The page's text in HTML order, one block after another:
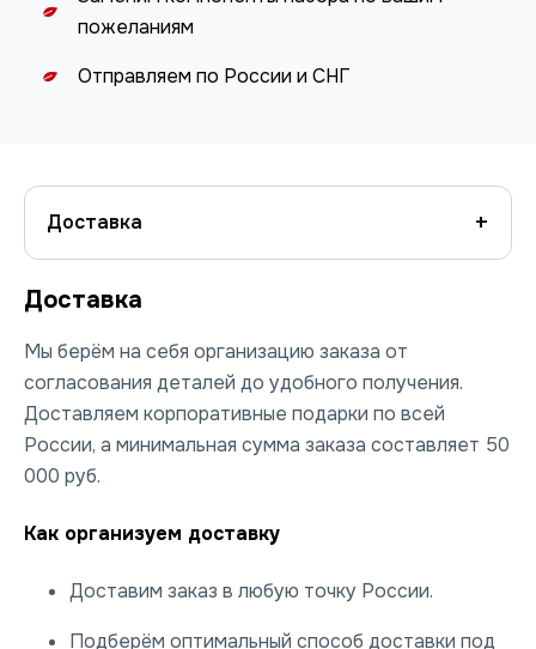
пожеланиям
Отправляем по России и СНГ
Доставка
Доставка
Мы берём на себя организацию заказа от
согласования деталей до удобного получения.
Доставляем корпоративные подарки по всей
России, а минимальная сумма заказа составляет 50
000 руб.
Как организуем доставку
Доставим заказ в любую точку России.
Подберём оптимальный способ доставки под